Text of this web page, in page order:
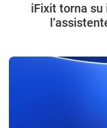
iFixit torna su